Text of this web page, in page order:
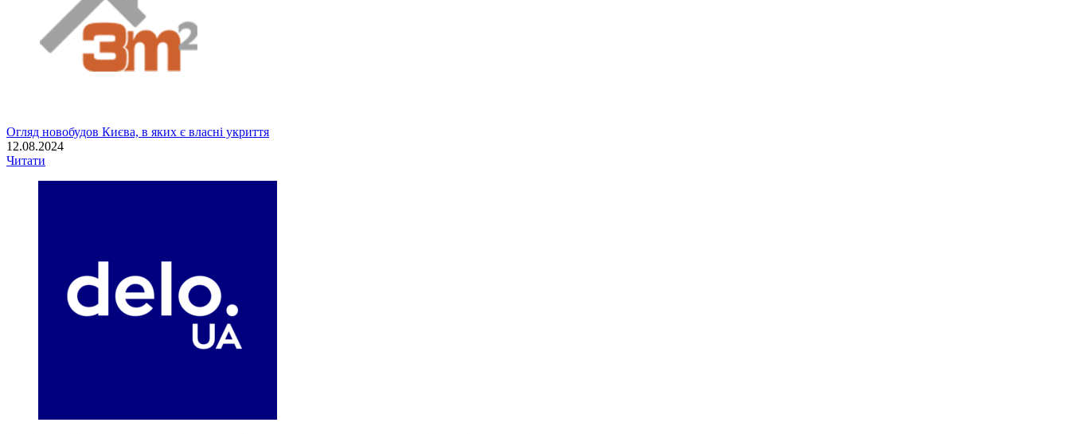
Огляд новобудов Києва, в яких є власні укриття
12.08.2024
Читати